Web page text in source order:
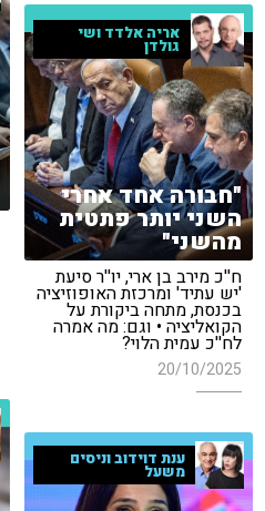
אריה אלדד ושי
גולדן
"חבורה אחד אחרי
השני יותר פתטית
מהשני"
ח''כ מירב בן ארי, יו''ר סיעת
'יש עתיד' ומרכזת האופוזיציה
בכנסת, מתחה ביקורת על
הקואליציה • וגם: מה אמרה
לח''כ עמית הלוי?
20/10/2025
ענת דוידוב וניסים
משעל